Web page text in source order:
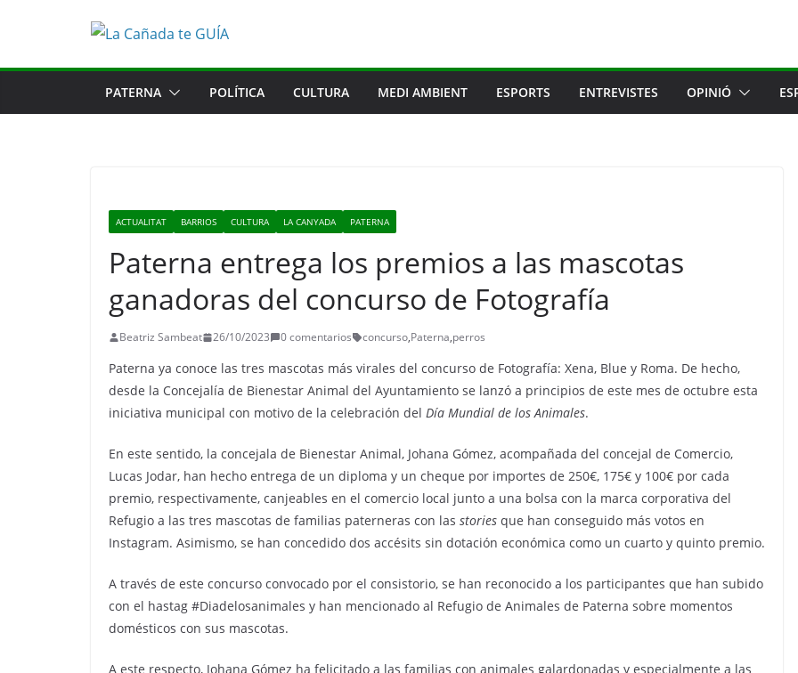
PATERNA POLÍTICA CULTURA MEDI AMBIENT ESPORTS ENTREVISTES OPINIÓ
ACTUALITAT BARRIOS CULTURA LA CANYADA PATERNA
Paterna entrega los premios a las mascotas
ganadoras del concurso de Fotografía
Beatriz Sambeat 26/10/2023 0 comentarios concurso,Paterna,perros
Paterna ya conoce las tres mascotas más virales del concurso de Fotografía: Xena, Blue y Roma. De hecho,
desde la Concejalía de Bienestar Animal del Ayuntamiento se lanzó a principios de este mes de octubre esta
iniciativa municipal con motivo de la celebración del Día Mundial de los Animales.
En este sentido, la concejala de Bienestar Animal, Johana Gómez, acompañada del concejal de Comercio,
Lucas Jodar, han hecho entrega de un diploma y un cheque por importes de 250€, 175€ y 100€ por cada
premio, respectivamente, canjeables en el comercio local junto a una bolsa con la marca corporativa del
Refugio a las tres mascotas de familias paterneras con las stories que han conseguido más votos en
Instagram. Asimismo, se han concedido dos accésits sin dotación económica como un cuarto y quinto premio.
A través de este concurso convocado por el consistorio, se han reconocido a los participantes que han subido
con el hastag #Diadelosanimales y han mencionado al Refugio de Animales de Paterna sobre momentos
domésticos con sus mascotas.
A este respecto, Johana Gómez ha felicitado a las familias con animales galardonadas y especialmente a las